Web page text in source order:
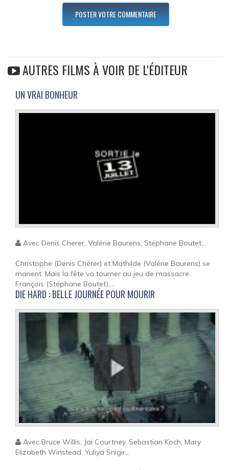
AUTRES FILMS À VOIR DE L'ÉDITEUR
UN VRAI BONHEUR
Avec Denis Cherer, Valérie Baurens, Stéphane Boutet...
Christophe (Denis Chérer) et Mathilde (Valérie Baurens) se
marient. Mais la fête va tourner au jeu de massacre.
François (Stéphane Boutet),...
DIE HARD : BELLE JOURNÉE POUR MOURIR
Avec Bruce Willis, Jai Courtney, Sebastian Koch, Mary
Elizabeth Winstead, Yuliya Snigir...